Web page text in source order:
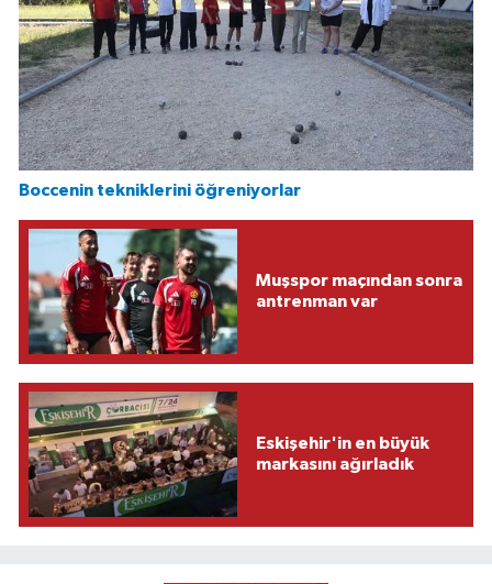
Boccenin tekniklerini öğreniyorlar
Muşspor maçından sonra
antrenman var
Eskişehir'in en büyük
markasını ağırladık